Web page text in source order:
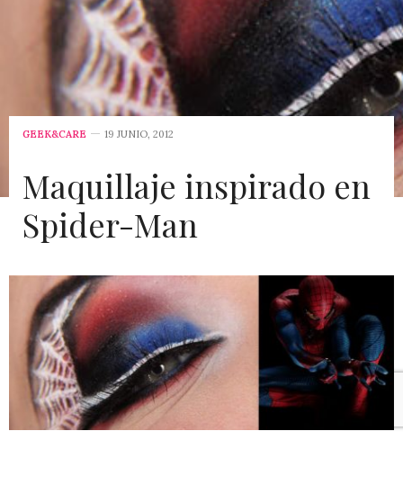
GEEK&CARE 19 JUNIO, 2012
Maquillaje inspirado en
Spider-Man